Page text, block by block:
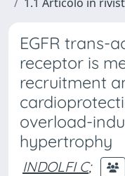
EGFR trans-
receptor is
recruitment
overload-
hypertrophy
INDOLFI C;